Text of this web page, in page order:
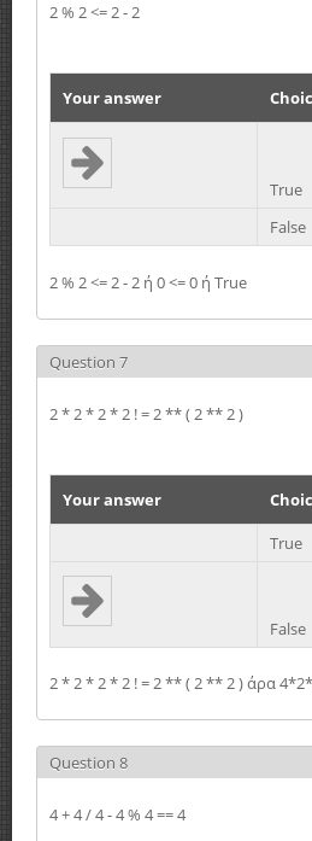
2 % 2 <= 2 - 2
Your answer
True
False
2 % 2 <= 2 - 2 ή 0 <= 0 ή True
Question 7
2 * 2 * 2 * 2 ! = 2 ** ( 2 ** 2 )
Your answer
True
False
2 * 2 * 2 * 2 ! = 2 ** ( 2 ** 2 ) άρα
Question 8
4 + 4 / 4 - 4 % 4 == 4